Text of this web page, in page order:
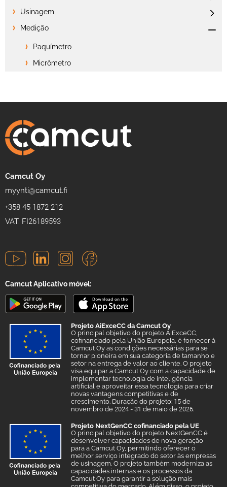
Usinagem
Medição
Paquímetro
Micrômetro
Camcut Oy
myynti@camcut.fi
+358 45 1872 212
VAT: FI26189593
Camcut Aplicativo móvel:
Projeto AiExceCC da Camcut Oy
O principal objetivo do projeto AiExceCC,
cofinanciado pela União Europeia, é fornecer à
Camcut Oy as condições necessárias para se
tornar pioneira em sua categoria de tamanho e
setor na entrega de valor ao cliente. O projeto
visa equipar a Camcut Oy com a capacidade de
implementar tecnologia de inteligência
artificial e aproveitar essa tecnologia para criar
novas vantagens competitivas e de
crescimento. Duração do projeto: 15 de
novembro de 2024 - 31 de maio de 2026.
Projeto NextGenCC cofinanciado pela UE
O principal objetivo do projeto NextGenCC é
desenvolver capacidades de nova geração
para a Camcut Oy, permitindo oferecer o
melhor serviço integrado do setor às empresas
de usinagem. O projeto também moderniza as
capacidades internas e os processos da
Camcut Oy para garantir a solução mais